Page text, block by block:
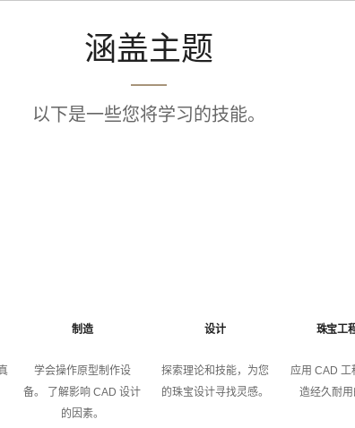
涵盖主题
以下是一些您将学习的技能。
制造
学会操作原型制作设
备。 了解影响 CAD 设计
的因素。
设计
探索理论和技能，为您
的珠宝设计寻找灵感。
珠宝工
应用 CAD 工
造经久耐用